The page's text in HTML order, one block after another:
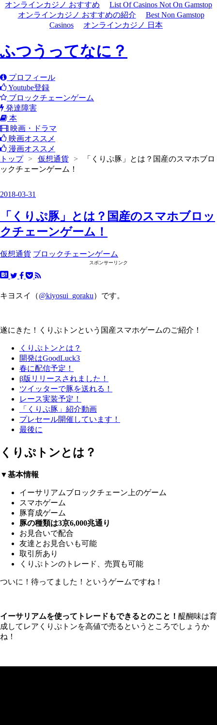
オンラインカジノ おすすめ
List Of Casinos Not On Gamstop
オンラインカジノ おすすめの紹介
Best Non Gamstop
Casinos
オンラインカジノ 日本
ふつうってなに？
プロフィール
Youtube登録
ブロックチェーンゲーム
発達障害
本
映画・ドラマ
映画オススメ
漫画オススメ
トップ
> 仮想通貨 >
「くりぷ豚」とは？国産のスマホブロ
ックチェーンゲーム！
2018-03-31
「くりぷ豚」とは？国産のスマホブロッ
クチェーンゲーム！
仮想通貨 ブロックチェーンゲーム
スポンサーリンク
キヨスイ（@kiyosui_goraku）です。
遂にきた！くりぷトンという国産スマホゲームのご紹介！
くりぷトンとは？
開発はGoodLuck3
春に配信予定！
β版リリースされました！
ツイッターで豚を送れる！
レース実装予定！
「くりぷ豚」紹介動画
プレセール開催しています！
最後に
くりぷトンとは？
▼基本情報
イーサリアムブロックチェーン上のゲーム
スマホゲーム
豚育成ゲーム
豚の種類は3京6,000兆通り
お見合いで配合
友達とお見合いも可能
取引所あり
くりぷトンのトレード、売買も可能
ついに！待ってました！というゲームですね！
イーサリアムを使ってトレードもできるとのこと！ 醍醐味は育
成してレアくりぷトンを高値で売るというところでしょうか
ね！